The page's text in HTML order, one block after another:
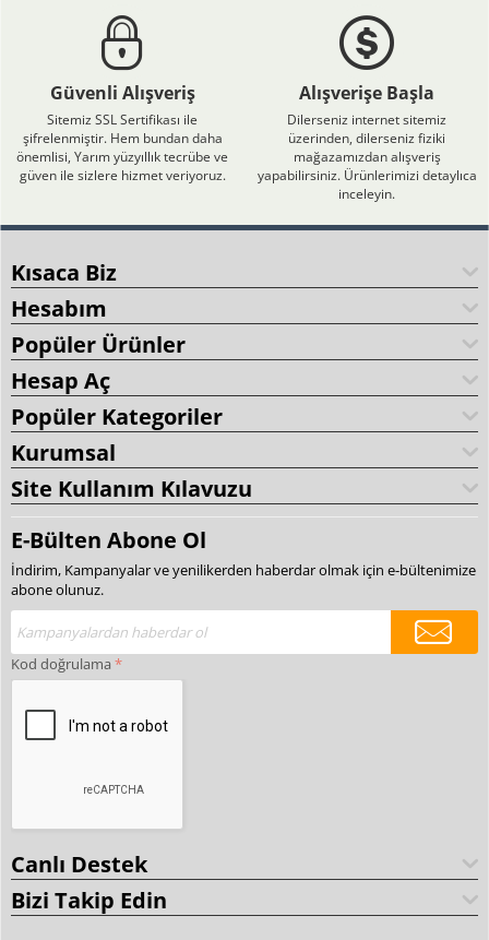
Güvenli Alışveriş
Sitemiz SSL Sertifikası ile
şifrelenmiştir. Hem bundan daha
önemlisi, Yarım yüzyıllık tecrübe ve
güven ile sizlere hizmet veriyoruz.
Alışverişe Başla
Dilerseniz internet sitemiz
üzerinden, dilerseniz fiziki
mağazamızdan alışveriş
yapabilirsiniz. Ürünlerimizi detaylıca
inceleyin.
Kısaca Biz
Hesabım
Popüler Ürünler
Hesap Aç
Popüler Kategoriler
Kurumsal
Site Kullanım Kılavuzu
E-Bülten Abone Ol
İndirim, Kampanyalar ve yenilikerden haberdar olmak için e-bültenimize
abone olunuz.
Kod doğrulama
Canlı Destek
Bizi Takip Edin